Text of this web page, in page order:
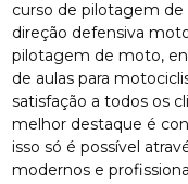
curso de pilotagem de
direção defensiva
pilotagem de moto,
de aulas para
satisfação a todos os
melhor destaque é
isso só é possível
modernos e